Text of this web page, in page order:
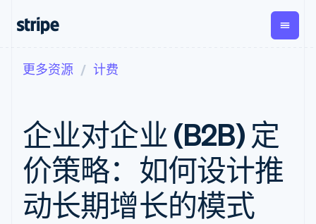
支付
在线支付
Payment links
无代码支付
Checkout
预构建支付界
面
Elements
经常性收入
Metronome
按用量计费
Subscriptions
订阅管理
Invoicing
一次性或定期
Global
Payouts
向第三
方打款
按企业阶段
按应用场景
智能体商务
加密货币
文档
库与 SDK
Stripe Apps
指南
学习
指南
支持
获取支持
更多资源 计费
企业对企业 (B2B) 定
价策略：如何设计推
动长期增长的模式